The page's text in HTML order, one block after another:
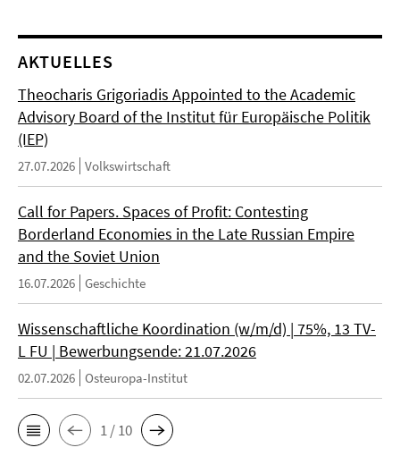
AKTUELLES
Theocharis Grigoriadis Appointed to the Academic
Advisory Board of the Institut für Europäische Politik
(IEP)
27.07.2026 Volkswirtschaft
Call for Papers. Spaces of Profit: Contesting
Borderland Economies in the Late Russian Empire
and the Soviet Union
16.07.2026 Geschichte
Wissenschaftliche Koordination (w/m/d) | 75%, 13 TV-
L FU | Bewerbungsende: 21.07.2026
02.07.2026 Osteuropa-Institut
1 / 10